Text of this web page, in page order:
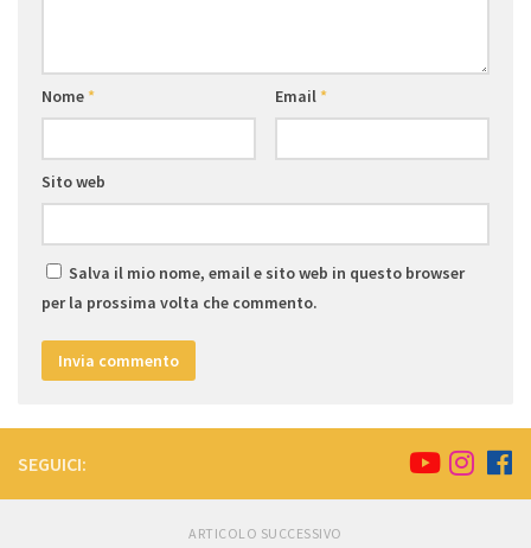
Nome* Email*
Sito web
Salva il mio nome, email e sito web in questo browser
per la prossima volta che commento.
SEGUICI:
ARTICOLO SUCCESSIVO